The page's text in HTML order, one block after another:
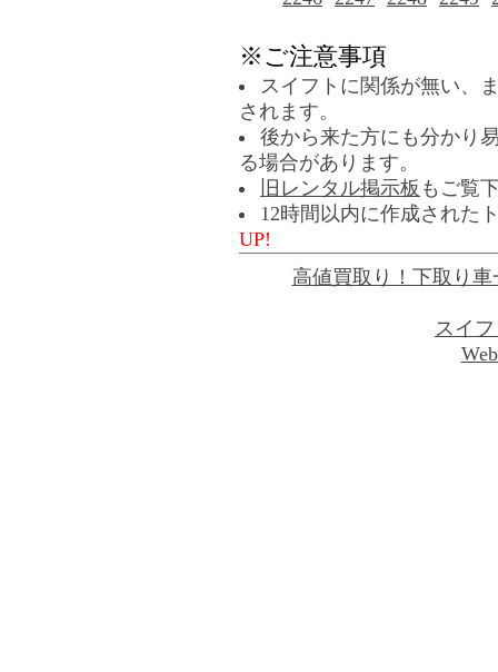
※ご注意事項
スイフトに関係が無い、
されます。
後から来た方にも分かり
る場合があります。
旧レンタル掲示板 もご覧
12時間以内に作成された
UP!
高値買取り！下取り車
スイ